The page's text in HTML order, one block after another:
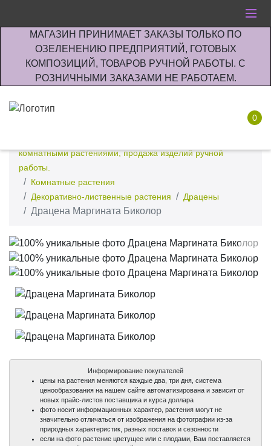
МАГАЗИН ПРИНИМАЕТ ЗАКАЗЫ ТОЛЬКО ПО
ОЗЕЛЕНЕНИЮ ПРЕДПРИЯТИЙ, ГОТОВЫХ
КОМПОЗИЦИЙ, ТОВАРОВ РУЧНОЙ РАБОТЫ. С
РОЗНИЧНЫМИ ЗАКАЗАМИ НЕ РАБОТАЕМ.
0
комнатными растениями, продажа изделий ручной
работы.
Комнатные растения
Декоративно-лиственные растения
Драцены
Драцена Маргината Биколор
Информирование покупателей
цены на растения меняются каждые два, три дня, система
ценообразования на нашем сайте автоматизирована и зависит от
новых прайс-листов поставщика и курса доллара
фото носит информационных характер, растения могут не
значительно отличаться от изображения на фотографии из-за
природных характеристик, разных поставок и сезонности
если на фото растение цветущее или с плодами, Вам поставляется